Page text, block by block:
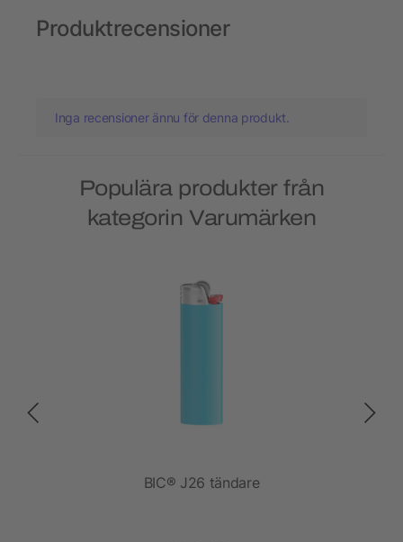
Produktrecensioner
Inga recensioner ännu för denna produkt.
Populära produkter från
kategorin Varumärken
BIC® J26 tändare